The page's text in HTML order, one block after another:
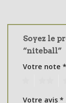
Soyez le
“niteball”
Votre note *
Votre avis *